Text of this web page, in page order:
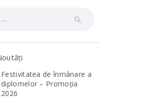
Festivitatea de înmânare a
diplomelor – Promoția
2026